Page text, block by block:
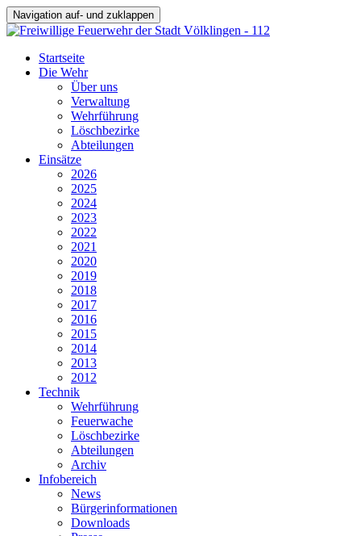
Navigation auf- und zuklappen
Startseite
Die Wehr
Über uns
Verwaltung
Wehrführung
Löschbezirke
Abteilungen
Einsätze
2026
2025
2024
2023
2022
2021
2020
2019
2018
2017
2016
2015
2014
2013
2012
Technik
Wehrführung
Feuerwache
Löschbezirke
Abteilungen
Archiv
Infobereich
News
Bürgerinformationen
Downloads